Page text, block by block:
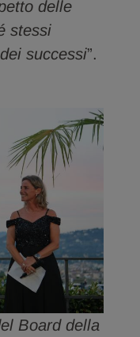
delle
stessi
successi”.
Board della